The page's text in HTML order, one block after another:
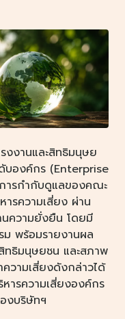
งงานและสิทธิมนุษย
บองค์กร (Enterprise
ารกำกับดูแลของคณะ
ารความเสี่ยง ผ่าน
นความยั่งยืน โดยมี
ม พร้อมรายงานผล
ทธิมนุษยชน และสภาพ
ความเสี่ยงดังกล่าวได้
ารความเสี่ยงองค์กร
งบริษัทฯ